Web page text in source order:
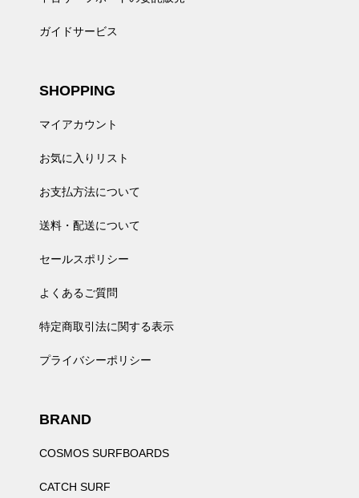
ガイドサービス
SHOPPING
マイアカウント
お気に入りリスト
お支払方法について
送料・配送について
セールスポリシー
よくあるご質問
特定商取引法に関する表示
プライバシーポリシー
BRAND
COSMOS SURFBOARDS
CATCH SURF